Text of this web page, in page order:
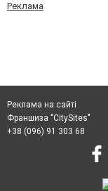
Реклама
Реклама на сайті
Франшиза "CitySites"
+38 (096) 91 303 68